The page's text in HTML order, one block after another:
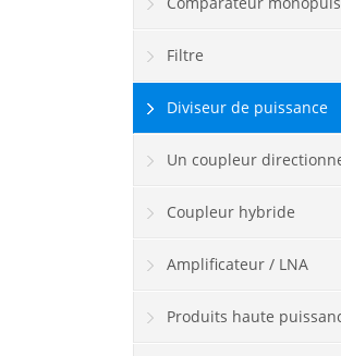
Filtre
Diviseur de puissance
Un coupleur
Coupleur hybride
Amplificateur / LNA
Produits haute